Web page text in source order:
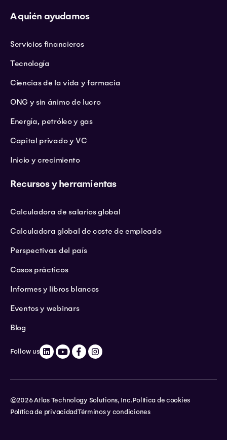
A quién ayudamos
Servicios financieros
Tecnología
Ciencias de la vida y farmacia
ONG y sin ánimo de lucro
Energía, petróleo y gas
Capital privado y VC
Inicio y crecimiento
Recursos y herramientas
Calculadora de salarios global
Calculadora global de coste de empleado
Perspectivas del país
Casos prácticos
Informes y libros blancos
Eventos y webinars
Blog
Follow us
©2026 Atlas Technology Solutions, Inc.Política de cookies
Política de privacidadTérminos y condiciones